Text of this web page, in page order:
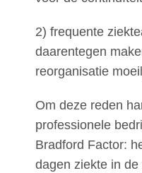
2) frequente
daarentegen
reorganisatie
Om deze reden
professionele
Bradford Factor:
dagen ziekte in